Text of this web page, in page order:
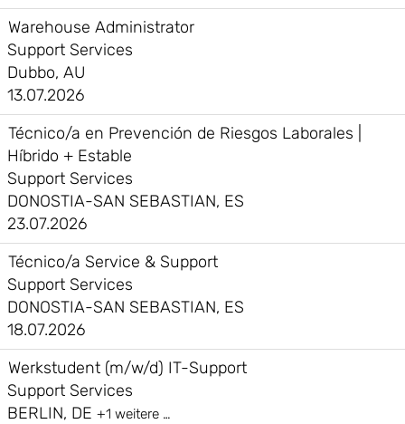
Warehouse Administrator
Support Services
Dubbo, AU
13.07.2026
Técnico/a en Prevención de Riesgos Laborales |
Híbrido + Estable
Support Services
DONOSTIA-SAN SEBASTIAN, ES
23.07.2026
Técnico/a Service & Support
Support Services
DONOSTIA-SAN SEBASTIAN, ES
18.07.2026
Werkstudent (m/w/d) IT-Support
Support Services
BERLIN, DE +1 weitere …